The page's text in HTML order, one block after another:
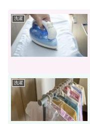
洗濯
洗濯